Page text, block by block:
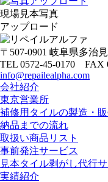
現場見本写真
アップロード
〒507-0901 岐阜県多治
TEL 0572-45-0170 FAX
info@repailealpha.com
会社紹介
東京営業所
補修用タイルの製造・
納品までの流れ
取扱い商品リスト
事前発注サービス
見本タイル剥がし代行
実績紹介